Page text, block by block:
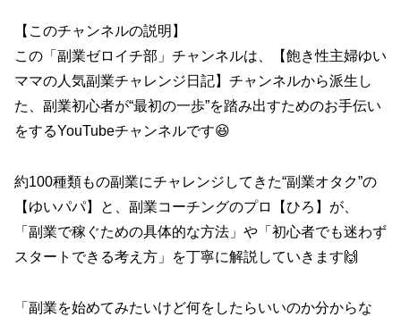
【このチャンネルの説明】
この「副業ゼロイチ部」チャンネルは、【飽き性主婦ゆい
ママの人気副業チャレンジ日記】チャンネルから派生し
た、副業初心者が“最初の一歩”を踏み出すためのお手伝い
をするYouTubeチャンネルです😆
約100種類もの副業にチャレンジしてきた“副業オタク”の
【ゆいパパ】と、副業コーチングのプロ【ひろ】が、
「副業で稼ぐための具体的な方法」や「初心者でも迷わず
スタートできる考え方」を丁寧に解説していきます🙌
「副業を始めてみたいけど何をしたらいいのか分からな